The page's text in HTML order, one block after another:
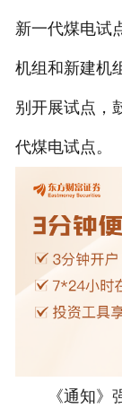
新一代煤电试
机组和新建机
别开展试点，
代煤电试点。
《通知》强